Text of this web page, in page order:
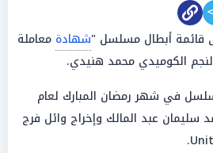
قائمة أبطال مسلسل "شهادة معاملة
الكوميدي محمد هنيدي.
في شهر رمضان المبارك لعام
سليمان عبد المالك وإخراج وائل فرج